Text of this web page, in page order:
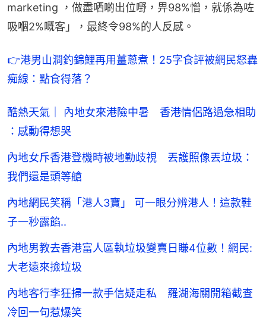
marketing ，做盡哂啲出位嘢，畀98%憎，就係為咗
吸嗰2%嘅客」，最終令98%的人反感。
👉港男山澗釣錦鯉再用薑蔥煮！25字食評被網民怒轟
痴線：點食得落？
酷熱天氣｜ 內地女來港險中暑 香港情侶路過急相助
：感動得想哭
內地女斥香港登機時被地勤歧視 丟護照像丟垃圾：
我們還是頭等艙
內地網民笑稱「港人3寶」 可一眼分辨港人！這款鞋
子一秒露餡..
內地男教去香港富人區執垃圾變賣日賺4位數！網民:
大老遠來撿垃圾
內地客行李狂掃一款手信疑走私 羅湖海關開箱截查
冷回一句惹爆笑